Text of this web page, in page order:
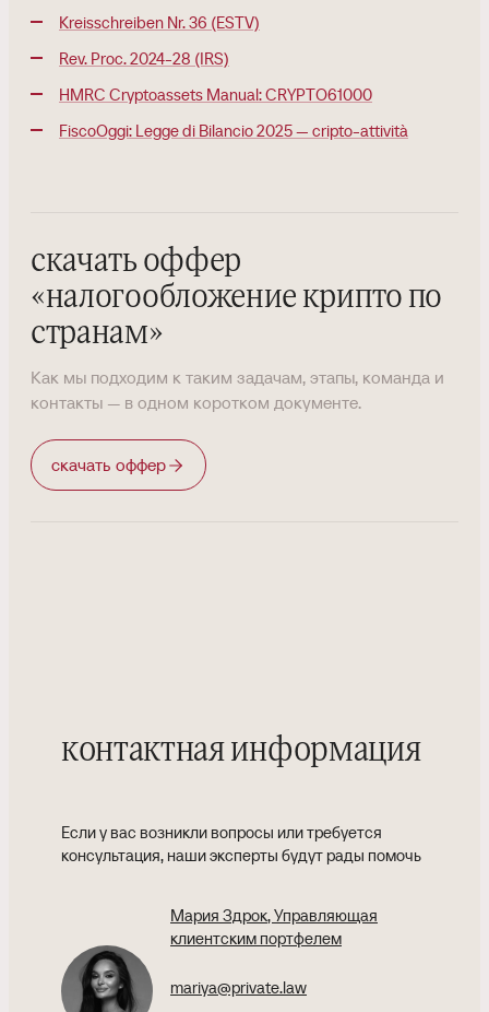
Kreisschreiben Nr. 36 (ESTV)
Rev. Proc. 2024-28 (IRS)
HMRC Cryptoassets Manual: CRYPTO61000
FiscoOggi: Legge di Bilancio 2025 — cripto-attività
скачать оффер
«налогообложение крипто по
странам»
Как мы подходим к таким задачам, этапы, команда и
контакты — в одном коротком документе.
скачать оффер
контактная информация
Если у вас возникли вопросы или требуется
консультация, наши эксперты будут рады помочь
Мария Здрок, Управляющая
клиентским портфелем
mariya@private.law